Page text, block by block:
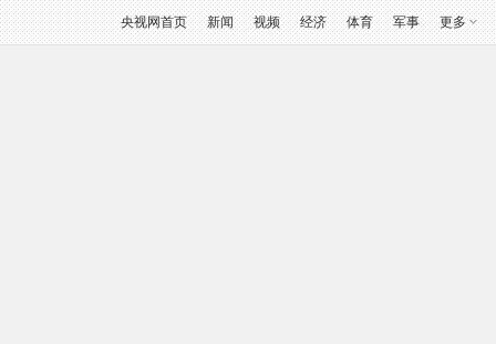
央视网首页 新闻 视频 经济 体育 军事 更多